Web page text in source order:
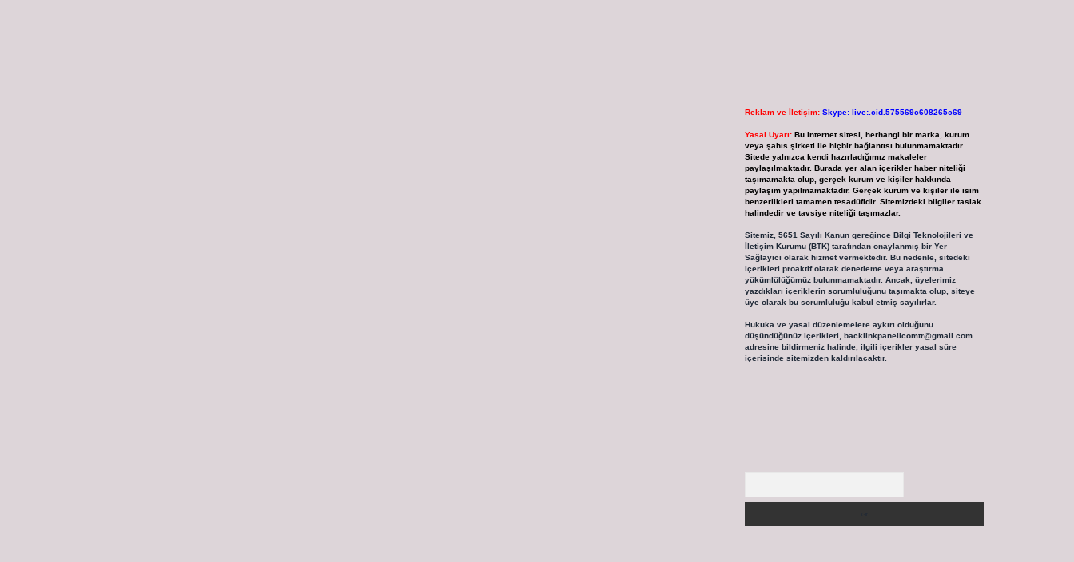
Reklam ve İletişim: Skype: live:.cid.575569c608265c69
Yasal Uyarı: Bu internet sitesi, herhangi bir marka, kurum
veya şahıs şirketi ile hiçbir bağlantısı bulunmamaktadır.
Sitede yalnızca kendi hazırladığımız makaleler
paylaşılmaktadır. Burada yer alan içerikler haber niteliği
taşımamakta olup, gerçek kurum ve kişiler hakkında
paylaşım yapılmamaktadır. Gerçek kurum ve kişiler ile isim
benzerlikleri tamamen tesadüfidir. Sitemizdeki bilgiler taslak
halindedir ve tavsiye niteliği taşımazlar.
Sitemiz, 5651 Sayılı Kanun gereğince Bilgi Teknolojileri ve
İletişim Kurumu (BTK) tarafından onaylanmış bir Yer
Sağlayıcı olarak hizmet vermektedir. Bu nedenle, sitedeki
içerikleri proaktif olarak denetleme veya araştırma
yükümlülüğümüz bulunmamaktadır. Ancak, üyelerimiz
yazdıkları içeriklerin sorumluluğunu taşımakta olup, siteye
üye olarak bu sorumluluğu kabul etmiş sayılırlar.
Hukuka ve yasal düzenlemelere aykırı olduğunu
düşündüğünüz içerikleri, backlinkpanelicomtr@gmail.com
adresine bildirmeniz halinde, ilgili içerikler yasal süre
içerisinde sitemizden kaldırılacaktır.